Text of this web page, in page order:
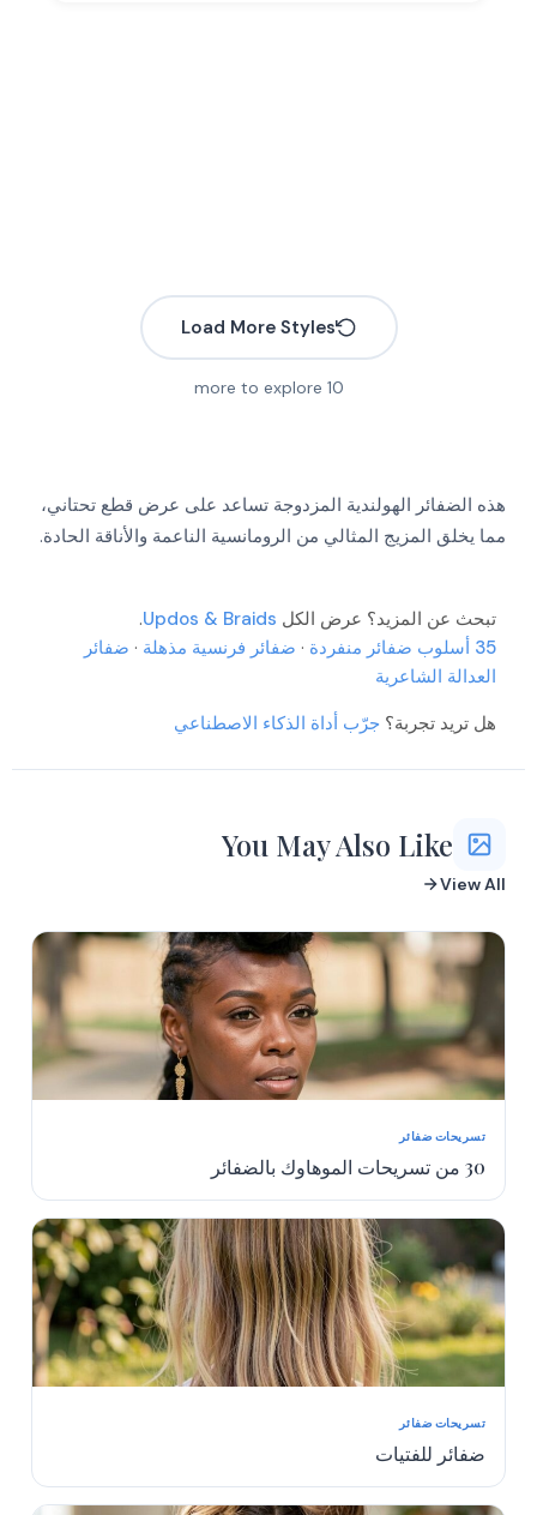
More
More
More
More
More
Load More Styles
10
هذه الضفائر الهولندية المزدوجة تساعد على عرض قطع تحتاني،
مما يخلق المزيج المثالي من الرومانسية الناعمة والأناقة الحادة.
تبحث عن المزيد؟ عرض الكل Updos & Braids
.
35 أسلوب ضفائر منفردة
· ضفائر فرنسية مذهلة · ضفائر
العدالة الشاعرية
هل تريد تجربة؟ جرّب أداة الذكاء الاصطناعي
You May Also Like
View All
تسريحات ضفائر
30 من تسريحات الموهاوك بالضفائر
تسريحات ضفائر
ضفائر للفتيات